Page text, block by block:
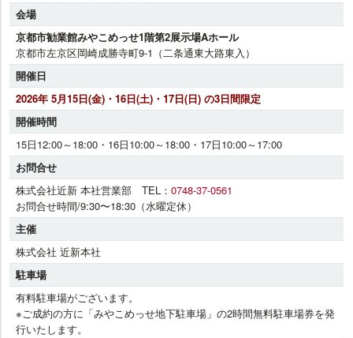
会場
京都市勧業館みやこめっせ1階第2展示場Aホール
京都市左京区岡崎成勝寺町9-1（二条通東大路東入）
開催日
2026年 5月15日(金)・16日(土)・17日(日) の3日間限定
開催時間
15日12:00～18:00・16日10:00～18:00・17日10:00～17:00
お問合せ
株式会社近新 本社営業部 TEL： 0748-37-0561
お問合せ時間/9:30〜18:30（水曜定休）
主催
株式会社 近新本社
駐車場
有料駐車場がございます。
※ご成約の方に「みやこめっせ地下駐車場」の2時間無料駐車場券を発
行いたします。